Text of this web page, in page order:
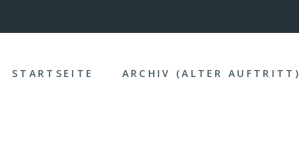
STARTSEITE ARCHIV (ALTER AUFTRITT)